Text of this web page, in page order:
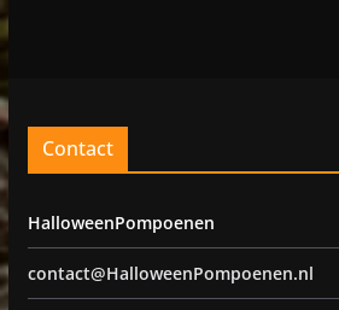
Contact
HalloweenPompoenen
contact@HalloweenPompoenen.nl